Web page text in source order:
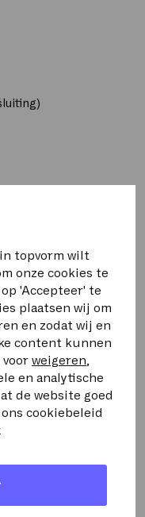
topvorm wilt
onze cookies te
'Accepteer' te
plaatsen wij om
en zodat wij en
content kunnen
weigeren
en analytische
de website goed
cookiebeleid